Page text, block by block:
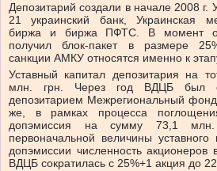
Депозитарий создали в начале 2008 г.
21 украинский банк, Украинская
биржа и биржа ПФТС. В момент
получил блок-пакет в размере
санкции АМКУ относятся именно к
Уставный капитал депозитария на
млн. грн. Через год ВДЦБ был
депозитарием Межрегиональный
же, в рамках процесса
допэмиссия на сумму 73,1
первоначальной величины уставного
допэмиссии численность
ВДЦБ сократилась с 25%+1 акция до